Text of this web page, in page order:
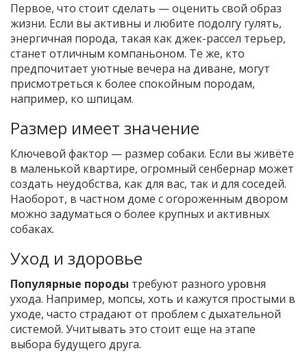
Первое, что стоит сделать — оценить свой образ
жизни. Если вы активны и любите подолгу гулять,
энергичная порода, такая как джек-рассел терьер,
станет отличным компаньоном. Те же, кто
предпочитает уютные вечера на диване, могут
присмотреться к более спокойным породам,
например, ко шпицам.
Размер имеет значение
Ключевой фактор — размер собаки. Если вы живёте
в маленькой квартире, огромный сенбернар может
создать неудобства, как для вас, так и для соседей.
Наоборот, в частном доме с огороженным двором
можно задуматься о более крупных и активных
собаках.
Уход и здоровье
Популярные породы требуют разного уровня
ухода. Например, мопсы, хоть и кажутся простыми в
уходе, часто страдают от проблем с дыхательной
системой. Учитывать это стоит еще на этапе
выбора будущего друга.